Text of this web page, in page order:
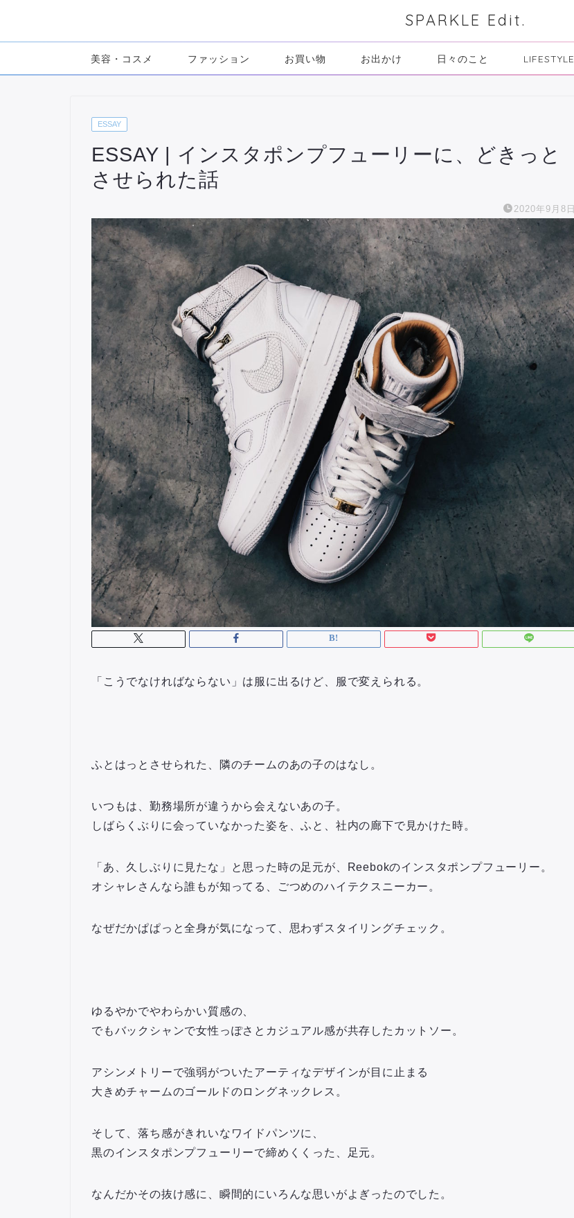
SPARKLE Edit.
美容・コスメ ファッション お買い物 お出かけ 日々のこと LIFESTYLE
ESSAY
ESSAY | インスタポンプフューリーに、どきっと
させられた話
2020年9月8日
「こうでなければならない」は服に出るけど、服で変えられる。
ふとはっとさせられた、隣のチームのあの子のはなし。
いつもは、勤務場所が違うから会えないあの子。
しばらくぶりに会っていなかった姿を、ふと、社内の廊下で見かけた時。
「あ、久しぶりに見たな」と思った時の足元が、Reebokのインスタポンプフューリー。
オシャレさんなら誰もが知ってる、ごつめのハイテクスニーカー。
なぜだかぱぱっと全身が気になって、思わずスタイリングチェック。
ゆるやかでやわらかい質感の、
でもバックシャンで女性っぽさとカジュアル感が共存したカットソー。
アシンメトリーで強弱がついたアーティなデザインが目に止まる
大きめチャームのゴールドのロングネックレス。
そして、落ち感がきれいなワイドパンツに、
黒のインスタポンプフューリーで締めくくった、足元。
なんだかその抜け感に、瞬間的にいろんな思いがよぎったのでした。